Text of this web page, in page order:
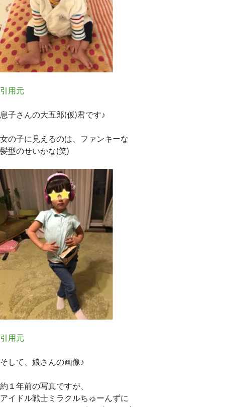
引用元
息子さんの大五郎(仮)君です♪
女の子に見えるのは、ファンキーな
髪型のせいかな(笑)
引用元
そして、娘さんの画像♪
約１年前の写真ですが、
アイドル戦士ミラクルちゅーんずに